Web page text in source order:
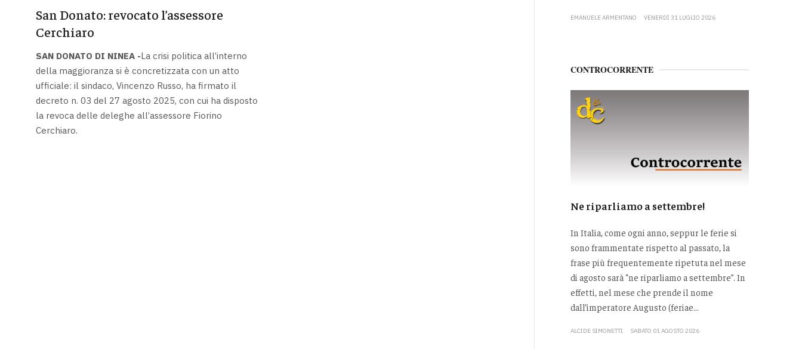
San Donato: revocato l’assessore
Cerchiaro
SAN DONATO DI NINEA -La crisi politica all’interno
della maggioranza si è concretizzata con un atto
ufficiale: il sindaco, Vincenzo Russo, ha firmato il
decreto n. 03 del 27 agosto 2025, con cui ha disposto
la revoca delle deleghe all’assessore Fiorino
Cerchiaro.
EMANUELE ARMENTANO VENERDÌ 31 LUGLIO 2026
CONTROCORRENTE
Ne riparliamo a settembre!
In Italia, come ogni anno, seppur le ferie si
sono frammentate rispetto al passato, la
frase più frequentemente ripetuta nel mese
di agosto sarà “ne riparliamo a settembre”. In
effetti, nel mese che prende il nome
dall’imperatore Augusto (feriae...
ALCIDE SIMONETTI SABATO 01 AGOSTO 2026